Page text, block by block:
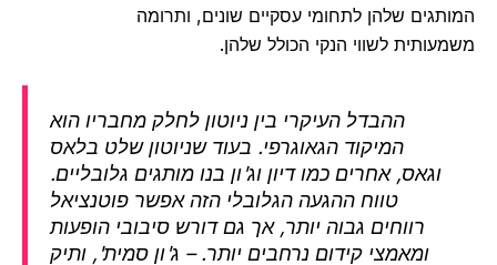
שלהן לתחומי עסקיים שונים, ותרומה
לשווי הנקי הכולל שלהן.
ההבדל העיקרי בין ניוטון לחלק מחבריו הוא
המיקוד הגאוגרפי. בעוד שניוטון שלט בלאס
וגאס, אחרים כמו דיון וג'ון בנו מותגים גלובליים.
טווח ההגעה הגלובלי הזה אפשר פוטנציאל
רווחים גבוה יותר, אך גם דורש סיבובי הופעות
ומאמצי קידום נרחבים יותר. – ג'ון סמית', ותיק